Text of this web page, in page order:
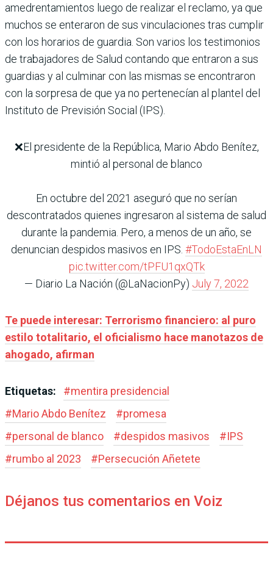
amedrentamientos luego de realizar el reclamo, ya que
muchos se enteraron de sus vinculaciones tras cumplir
con los horarios de guardia. Son varios los testimonios
de trabajadores de Salud contando que entraron a sus
guardias y al culminar con las mismas se encontraron
con la sorpresa de que ya no pertenecían al plantel del
Instituto de Previsión Social (IPS).
❌El presidente de la República, Mario Abdo Benítez,
mintió al personal de blanco
En octubre del 2021 aseguró que no serían
descontratados quienes ingresaron al sistema de salud
durante la pandemia. Pero, a menos de un año, se
denuncian despidos masivos en IPS. #TodoEstaEnLN
pic.twitter.com/tPFU1qxQTk
— Diario La Nación (@LaNacionPy) July 7, 2022
Te puede interesar: Terrorismo financiero: al puro
estilo totalitario, el oficialismo hace manotazos de
ahogado, afirman
Etiquetas: #mentira presidencial
#Mario Abdo Benítez #promesa
#personal de blanco #despidos masivos #IPS
#rumbo al 2023 #Persecución Añetete
Déjanos tus comentarios en Voiz